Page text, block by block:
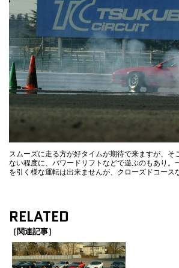
スムーズに走る方が好タイムが期待で来ますが、そ
ない程度に、パワードリフトなどで遊ぶのもあり。
を引く様な運転は出来ませんが、クローズドコース
RELATED
［関連記事］